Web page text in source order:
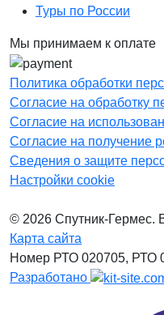
Туры по России
Мы принимаем к оплате
Политика обработки
Согласие на обработку
Согласие на
Согласие на получение
Сведения о защите
Настройки cookie
© 2026 Спутник-Гермес.
Карта сайта
Номер РТО 020705, РТО
Разработано